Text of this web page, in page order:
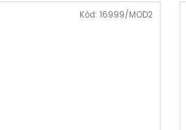
Kód:16999/MOD2